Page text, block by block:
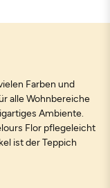
Farben und
alle Wohnbereiche
Ambiente.
Flor pflegeleicht
ist der Teppich